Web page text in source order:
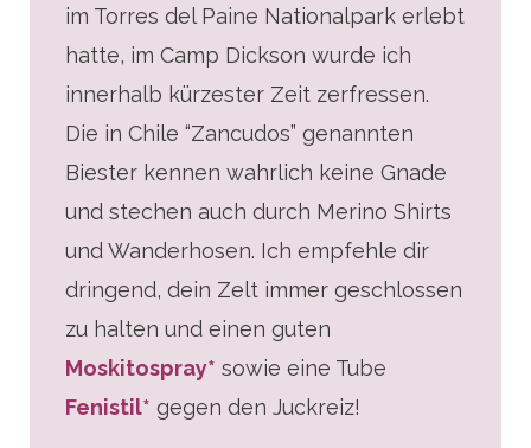
im Torres del Paine Nationalpark erlebt
hatte, im Camp Dickson wurde ich
innerhalb kürzester Zeit zerfressen.
Die in Chile “Zancudos” genannten
Biester kennen wahrlich keine Gnade
und stechen auch durch Merino Shirts
und Wanderhosen. Ich empfehle dir
dringend, dein Zelt immer geschlossen
zu halten und einen guten
Moskitospray* sowie eine Tube
Fenistil* gegen den Juckreiz!